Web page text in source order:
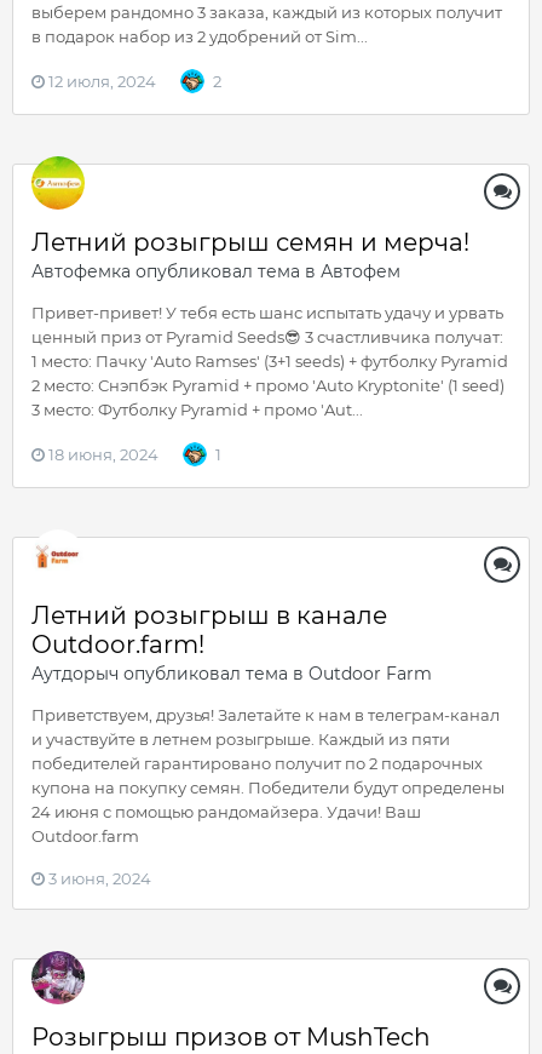
выберем рандомно 3 заказа, каждый из которых получит
в подарок набор из 2 удобрений от Sim...
12 июля, 2024 2
Летний розыгрыш семян и мерча!
Автофемка опубликовал тема в Автофем
Привет-привет! У тебя есть шанс испытать удачу и урвать
ценный приз от Pyramid Seeds😎 3 счастливчика получат:
1 место: Пачку 'Auto Ramses' (3+1 seeds) + футболку Pyramid
2 место: Снэпбэк Pyramid + промо 'Auto Kryptonite' (1 seed)
3 место: Футболку Pyramid + промо 'Aut...
18 июня, 2024 1
Летний розыгрыш в канале
Outdoor.farm!
Аутдорыч опубликовал тема в Outdoor Farm
Приветствуем, друзья! Залетайте к нам в телеграм-канал
и участвуйте в летнем розыгрыше. Каждый из пяти
победителей гарантировано получит по 2 подарочных
купона на покупку семян. Победители будут определены
24 июня с помощью рандомайзера. Удачи! Ваш
Outdoor.farm
3 июня, 2024
Розыгрыш призов от MushTech